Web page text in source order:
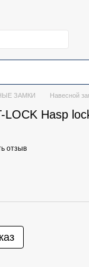
ЗАМКИ Навесной
LOCK Hasp
отзыв